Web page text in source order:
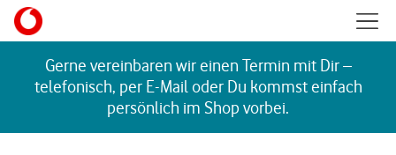
Skip to content
Gerne vereinbaren wir einen Termin mit Dir –
telefonisch, per E-Mail oder Du kommst einfach
persönlich im Shop vorbei.